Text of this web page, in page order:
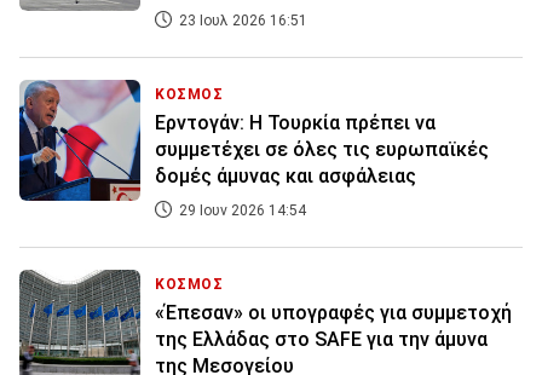
23 Ιουλ 2026 16:51
ΚΟΣΜΟΣ
Ερντογάν: Η Τουρκία πρέπει να
συμμετέχει σε όλες τις ευρωπαϊκές
δομές άμυνας και ασφάλειας
29 Ιουν 2026 14:54
ΚΟΣΜΟΣ
«Έπεσαν» οι υπογραφές για συμμετοχή
της Ελλάδας στο SAFE για την άμυνα
της Μεσογείου